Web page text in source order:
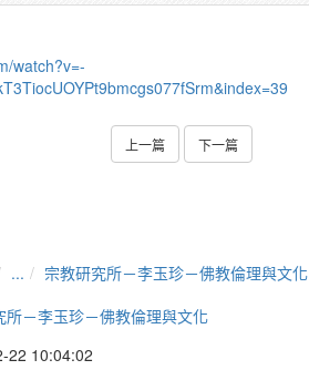
watch?v=-
上一篇 下一篇
...
宗教研究所－李玉珍－佛教倫理與文化
所－李玉珍－佛教倫理與文化
22 10:04:02